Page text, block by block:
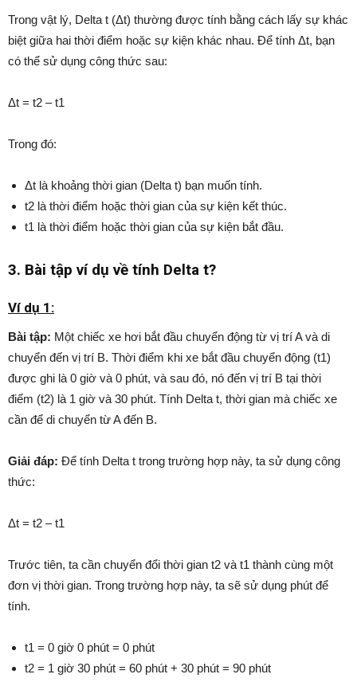
Trong vật lý, Delta t (Δt) thường được tính bằng cách lấy sự khác
biệt giữa hai thời điểm hoặc sự kiện khác nhau. Để tính Δt, bạn
có thể sử dụng công thức sau:
Δt = t2 – t1
Trong đó:
Δt là khoảng thời gian (Delta t) bạn muốn tính.
t2 là thời điểm hoặc thời gian của sự kiện kết thúc.
t1 là thời điểm hoặc thời gian của sự kiện bắt đầu.
3. Bài tập ví dụ về tính Delta t?
Ví dụ 1:
Bài tập: Một chiếc xe hơi bắt đầu chuyển động từ vị trí A và di
chuyển đến vị trí B. Thời điểm khi xe bắt đầu chuyển động (t1)
được ghi là 0 giờ và 0 phút, và sau đó, nó đến vị trí B tại thời
điểm (t2) là 1 giờ và 30 phút. Tính Delta t, thời gian mà chiếc xe
cần để di chuyển từ A đến B.
Giải đáp: Để tính Delta t trong trường hợp này, ta sử dụng công
thức:
Δt = t2 – t1
Trước tiên, ta cần chuyển đổi thời gian t2 và t1 thành cùng một
đơn vị thời gian. Trong trường hợp này, ta sẽ sử dụng phút để
tính.
t1 = 0 giờ 0 phút = 0 phút
t2 = 1 giờ 30 phút = 60 phút + 30 phút = 90 phút